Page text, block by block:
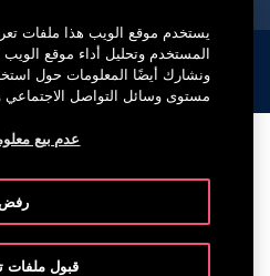
Lopez
Pacific (APAC)
يستخدم موقع الويب هذا ملفات
المستخدم وتحليل أداء موقع الويب
ونشارك أيضًا المعلومات حول
مستوى وسائل التواصل الاجتماعي
عدم بيع
رفض
قبول ملفات